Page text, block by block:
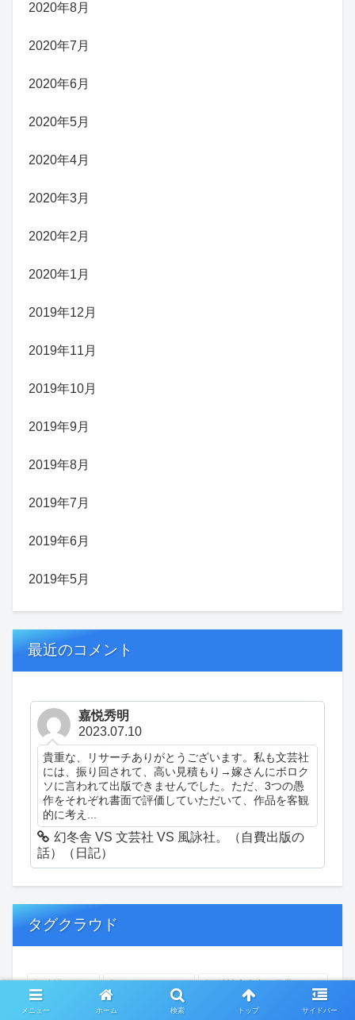
2020年8月
2020年7月
2020年6月
2020年5月
2020年4月
2020年3月
2020年2月
2020年1月
2019年12月
2019年11月
2019年10月
2019年9月
2019年8月
2019年7月
2019年6月
2019年5月
最近のコメント
嘉悦秀明
2023.07.10
貴重な、リサーチありがとうございます。私も文芸社
には、振り回されて、高い見積もり→嫁さんにボロク
ソに言われて出版できませんでした。ただ、3つの愚
作をそれぞれ書面で評価していただいて、作品を客観
的に考え...
幻冬舎 VS 文芸社 VS 風詠社。（自費出版の
話）（日記）
タグクラウド
創作 おぎゃあ 精神病患者の日常
ちょっと頭冷やそうか 一回休み ついカッとなった
メニュー ホーム 検索 トップ サイドバー